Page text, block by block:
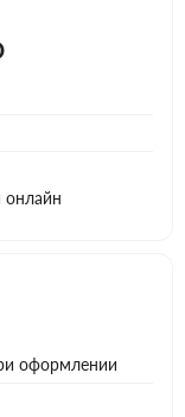
онлайн
оформлении